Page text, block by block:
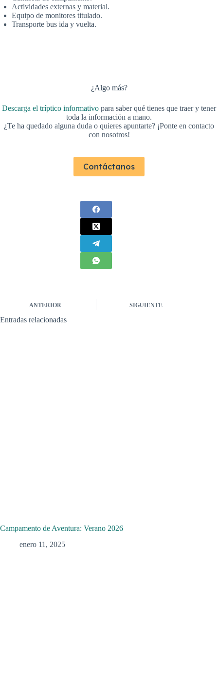
Actividades externas y material.
Equipo de monitores titulado.
Transporte bus ida y vuelta.
¿Algo más?
Descarga el tríptico informativo para saber qué tienes que traer y tener
toda la información a mano.
¿Te ha quedado alguna duda o quieres apuntarte? ¡Ponte en contacto
con nosotros!
Contáctanos
ANTERIOR SIGUIENTE
Entradas relacionadas
Campamento de Aventura: Verano 2026
enero 11, 2025